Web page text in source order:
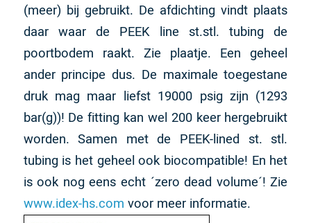
(meer) bij gebruikt. De afdichting vindt plaats
daar waar de PEEK line st.stl. tubing de
poortbodem raakt. Zie plaatje. Een geheel
ander principe dus. De maximale toegestane
druk mag maar liefst 19000 psig zijn (1293
bar(g))! De fitting kan wel 200 keer hergebruikt
worden. Samen met de PEEK-lined st. stl.
tubing is het geheel ook biocompatible! En het
is ook nog eens echt ´zero dead volume´! Zie
www.idex-hs.com voor meer informatie.